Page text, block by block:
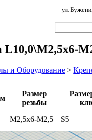
ул.
L10,0\М2,5x6-
и Оборудование >
Размер
резьбы
М2,5x6-М2,5 S5